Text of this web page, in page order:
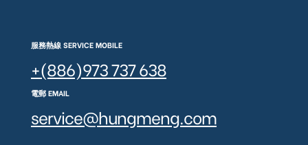
服務熱線 SERVICE MOBILE
+(886)973 737 638
電郵 EMAIL
service@hungmeng.com